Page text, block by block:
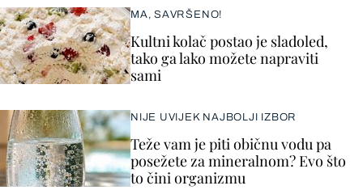
MA, SAVRŠENO!
Kultni kolač postao je sladoled,
tako ga lako možete napraviti
sami
NIJE UVIJEK NAJBOLJI IZBOR
Teže vam je piti običnu vodu pa
posežete za mineralnom? Evo što
to čini organizmu